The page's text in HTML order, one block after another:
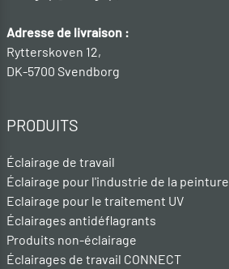
Adresse de livraison :
Rytterskoven 12,
DK-5700 Svendborg
PRODUITS
Éclairage de travail
Éclairage pour l'industrie de la peinture
Eclairage pour le traitement UV
Éclairages antidéflagrants
Produits non-éclairage
Éclairages de travail CONNECT